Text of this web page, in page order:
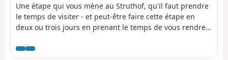
Une étape qui vous mène au Struthof, qu'il faut prendre
le temps de visiter - et peut-être faire cette étape en
deux ou trois jours en prenant le temps de vous rendre
Champ du Feu et la belle station de moyenne montagne